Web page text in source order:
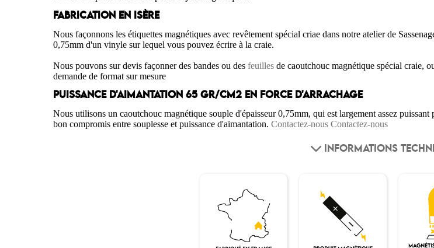
FABRICATION EN ISÈRE
Nous façonnons les étiquettes magnétiques avec revêtement spécial criae dans notre atelier de
0,75mm d'un vinyle sur lequel vous pouvez écrire à la craie.
Nous pouvons sur devis façonner des bandes ou desfeuilles de caoutchouc magnétique spécial craie,
demande de format sur mesure
PUISSANCE D'AIMANTATION 65 GR/CM2 EN FORCE D'ARRACHAGE
Nous utilisons un caoutchouc magnétique souple d'épaisseur 0,75mm, qui est largement assez
bon compromis entre souplesse et puissance d'aimantation.Contactez-nous Contactez-nous
INFORMATIONS